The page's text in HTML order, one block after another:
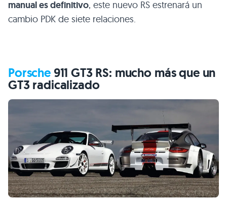
manual es definitivo, este nuevo RS estrenará un
cambio PDK de siete relaciones.
Porsche911 GT3 RS: mucho más que un
GT3 radicalizado